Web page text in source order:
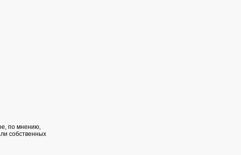
по мнению,
собственных